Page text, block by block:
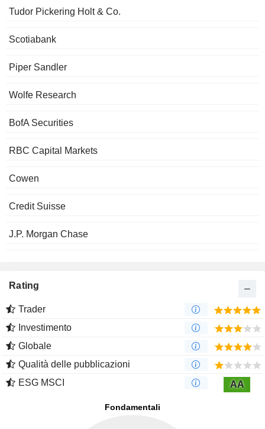
Tudor Pickering Holt & Co.
Scotiabank
Piper Sandler
Wolfe Research
BofA Securities
RBC Capital Markets
Cowen
Credit Suisse
J.P. Morgan Chase
Rating
Trader
Investimento
Globale
Qualità delle pubblicazioni
ESG MSCI
AA